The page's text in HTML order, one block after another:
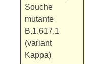
Souche
mutante
B.1.617.1
(variant
Kappa)